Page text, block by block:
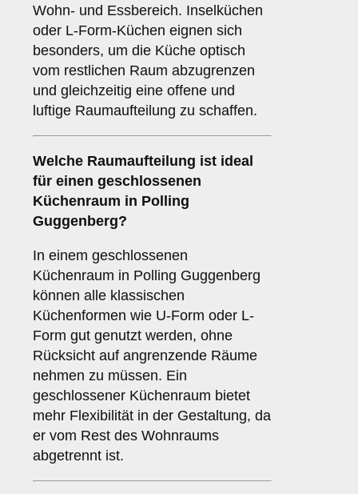
Wohn- und Essbereich. Inselküchen
oder L-Form-Küchen eignen sich
besonders, um die Küche optisch
vom restlichen Raum abzugrenzen
und gleichzeitig eine offene und
luftige Raumaufteilung zu schaffen.
Welche Raumaufteilung ist ideal
für einen geschlossenen
Küchenraum in Polling
Guggenberg?
In einem geschlossenen
Küchenraum in Polling Guggenberg
können alle klassischen
Küchenformen wie U-Form oder L-
Form gut genutzt werden, ohne
Rücksicht auf angrenzende Räume
nehmen zu müssen. Ein
geschlossener Küchenraum bietet
mehr Flexibilität in der Gestaltung, da
er vom Rest des Wohnraums
abgetrennt ist.